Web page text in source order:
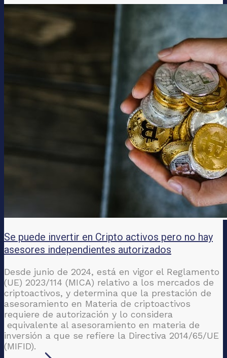
Se puede invertir en Cripto activos pero no hay
asesores independientes autorizados
Desde junio de 2024, está en vigor el Reglamento
(UE) 2023/114 (MICA) relativo a los mercados de
criptoactivos, y determina que la prestación de
asesoramiento en Materia de criptoactivos
requiere de autorización y lo considera
equivalente al asesoramiento en materia de
inversión a que se refiere la Directiva 2014/65/UE
(MIFID).